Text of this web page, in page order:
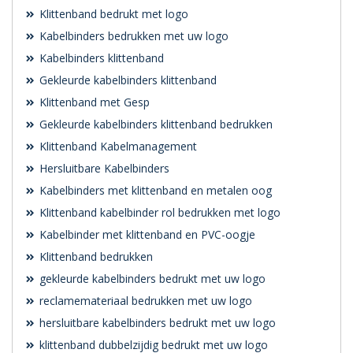
Klittenband bedrukt met logo
Kabelbinders bedrukken met uw logo
Kabelbinders klittenband
Gekleurde kabelbinders klittenband
Klittenband met Gesp
Gekleurde kabelbinders klittenband bedrukken
Klittenband Kabelmanagement
Hersluitbare Kabelbinders
Kabelbinders met klittenband en metalen oog
Klittenband kabelbinder rol bedrukken met logo
Kabelbinder met klittenband en PVC-oogje
Klittenband bedrukken
gekleurde kabelbinders bedrukt met uw logo
reclamemateriaal bedrukken met uw logo
hersluitbare kabelbinders bedrukt met uw logo
klittenband dubbelzijdig bedrukt met uw logo